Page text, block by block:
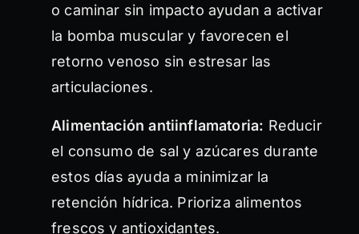
o caminar sin impacto ayudan a activar
la bomba muscular y favorecen el
retorno venoso sin estresar las
articulaciones.
Alimentación antiinflamatoria: Reducir
el consumo de sal y azúcares durante
estos días ayuda a minimizar la
retención hídrica. Prioriza alimentos
frescos y antioxidantes.